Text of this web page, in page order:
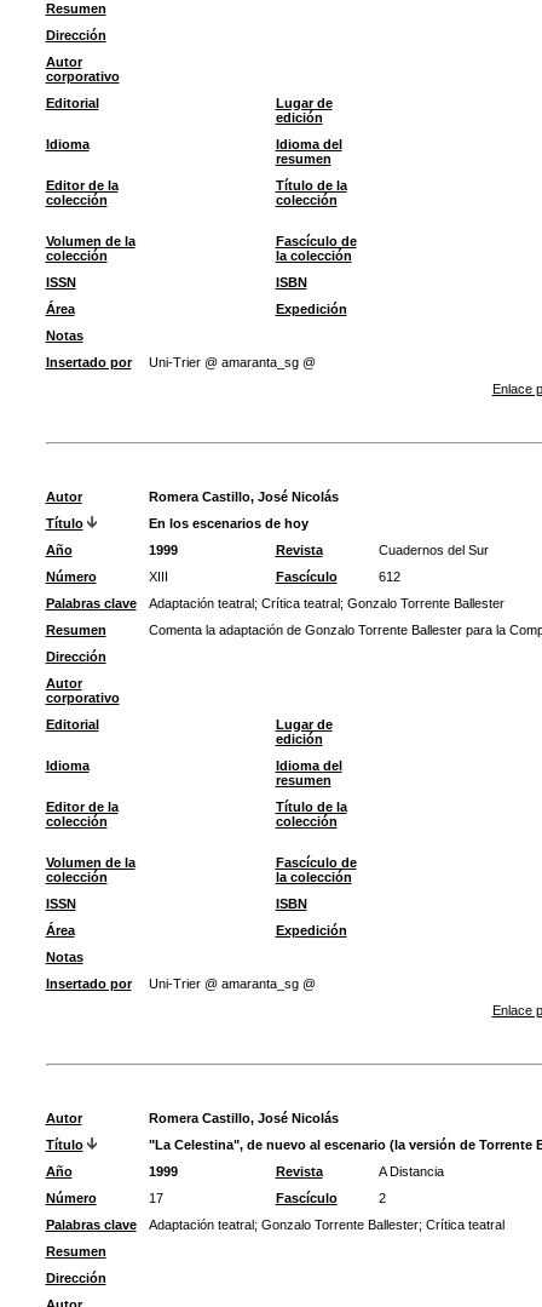
Resumen
Dirección
Autor
corporativo
Editorial
Lugar de
edición
Idioma
Idioma del
resumen
Editor de la
colección
Título de la
colección
Volumen de la
colección
Fascículo de
la colección
ISSN
ISBN
Área
Expedición
Notas
Insertado por
Uni-Trier @ amaranta_sg @
Enlace
Autor
Romera Castillo, José Nicolás
Título
En los escenarios de hoy
Año
1999 Revista
Cuadernos del Sur
Número
XIII Fascículo
612
Palabras clave
Adaptación teatral; Crítica teatral; Gonzalo Torrente Ballester
Resumen
Comenta la adaptación de Gonzalo Torrente Ballester para la
Dirección
Autor
corporativo
Editorial
Lugar de
edición
Idioma
Idioma del
resumen
Editor de la
colección
Título de la
colección
Volumen de la
colección
Fascículo de
la colección
ISSN
ISBN
Área
Expedición
Notas
Insertado por
Uni-Trier @ amaranta_sg @
Enlace
Autor
Romera Castillo, José Nicolás
Título
"La Celestina", de nuevo al escenario (la versión de Torrente
Año
1999 Revista
A Distancia
Número
17 Fascículo
2
Palabras clave
Adaptación teatral; Gonzalo Torrente Ballester; Crítica teatral
Resumen
Dirección